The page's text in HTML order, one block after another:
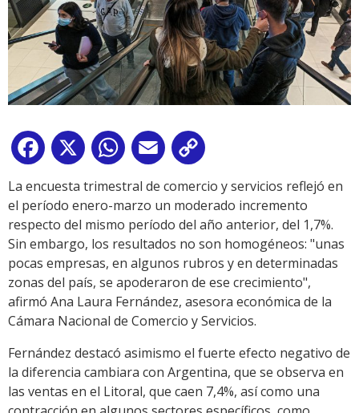
Facebook
X WhatsApp
Email
Link
La encuesta trimestral de comercio y servicios reflejó en
el período enero-marzo un moderado incremento
respecto del mismo período del año anterior, del 1,7%.
Sin embargo, los resultados no son homogéneos: "unas
pocas empresas, en algunos rubros y en determinadas
zonas del país, se apoderaron de ese crecimiento",
afirmó Ana Laura Fernández, asesora económica de la
Cámara Nacional de Comercio y Servicios.
Fernández destacó asimismo el fuerte efecto negativo de
la diferencia cambiara con Argentina, que se observa en
las ventas en el Litoral, que caen 7,4%, así como una